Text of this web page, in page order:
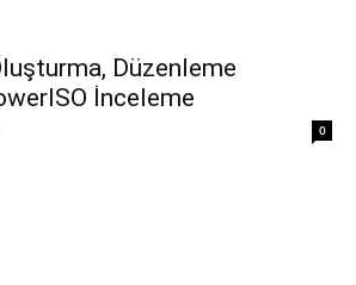
Düzenleme
İnceleme
0